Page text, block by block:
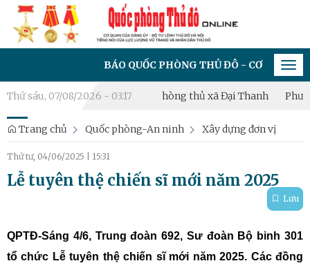
BÁO QUỐC PHÒNG THỦ ĐÔ - CƠ QUAN CỦA ĐẢNG ỦY
Thứ sáu, 07/08/2026 - 03:17
diễn tập chiến đấu phòng thủ xã Đại Thanh Phường Hoàng
Trang chủ Quốc phòng-An ninh Xây dựng đơn vị
Thứ tư, 04/06/2025 15:31
Lễ tuyên thệ chiến sĩ mới năm 2025
Lưu
QPTĐ-Sáng 4/6, Trung đoàn 692, Sư đoàn Bộ binh 301
tổ chức Lễ tuyên thệ chiến sĩ mới năm 2025. Các đồng